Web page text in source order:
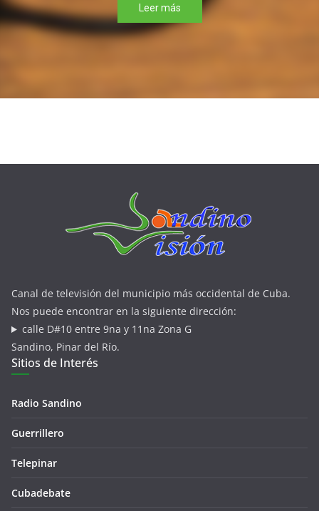
Leer más
Canal de televisión del municipio más occidental de Cuba.
Nos puede encontrar en la siguiente dirección:
calle D#10 entre 9na y 11na Zona G
Sandino, Pinar del Río.
Sitios de Interés
Radio Sandino
Guerrillero
Telepinar
Cubadebate